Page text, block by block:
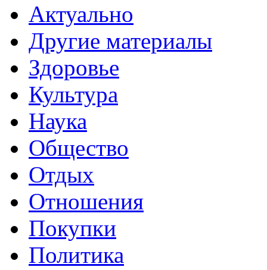
Актуально
Другие материалы
Здоровье
Культура
Наука
Общество
Отдых
Отношения
Покупки
Политика